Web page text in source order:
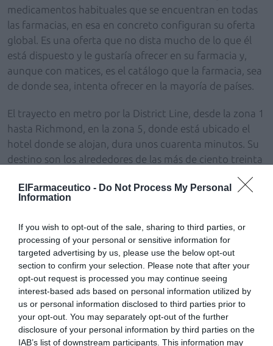
ElFarmaceutico - Do Not Process My Personal
Information
If you wish to opt-out of the sale, sharing to third parties, or
processing of your personal or sensitive information for
targeted advertising by us, please use the below opt-out
section to confirm your selection. Please note that after your
opt-out request is processed you may continue seeing
interest-based ads based on personal information utilized by
us or personal information disclosed to third parties prior to
your opt-out. You may separately opt-out of the further
disclosure of your personal information by third parties on the
IAB’s list of downstream participants. This information may
medicamentos habituales que se encuentran en todas
las farmacias, en esa en concreto configuran su oferta
global. Es una oferta que no dista mucho de lo que él
está dispuesto y le gustaría ofrecer en su farmacia y,
aunque con matices, es el catálogo que la farmacia, sea
de donde sea, intenta ofrecer en la mayoría de países.
El trayecto en metro por la District Line, desde la zona 1
hasta Richmond, en la zona 5, donde está ubicado el
hotel donde se alojan, dura unos cuarenta minutos. Su
destino son los alrededores de las más de ciento treinta
hectáreas del jardín botánico de Kew. El tren a esa hora
no está repleto y es un buen lugar para reflexionar
sobre lo que realmente quiere hacer con su farmacia en
alrededor de la idea de que el servicio y el negocio
farmacéutico están organizados de forma distinta en
ambas sociedades, pero cada vez se convence más de
que hay conceptos que son válidos para cualquier
modelo. La plazoleta en la que desemboca el pasaje al
llegar a la estación de Kew Gardens tiene una forma
irregular. Está perfumada por el aroma de restaurantes
que abusan del curry y en ella también hay dos